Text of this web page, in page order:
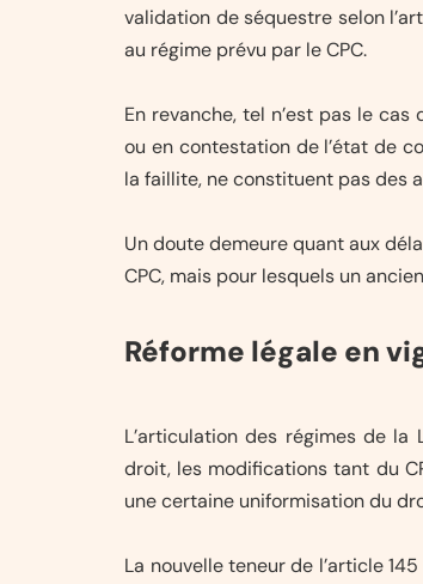
validation de séquestre selon
au régime prévu par le CPC.
En revanche, tel n’est pas le
ou en contestation de l’état de
la faillite, ne constituent pas des
Un doute demeure quant aux
CPC, mais pour lesquels un
Réforme légale en
L’articulation des régimes de
droit, les modifications tant du
une certaine uniformisation du
La nouvelle teneur de l’article